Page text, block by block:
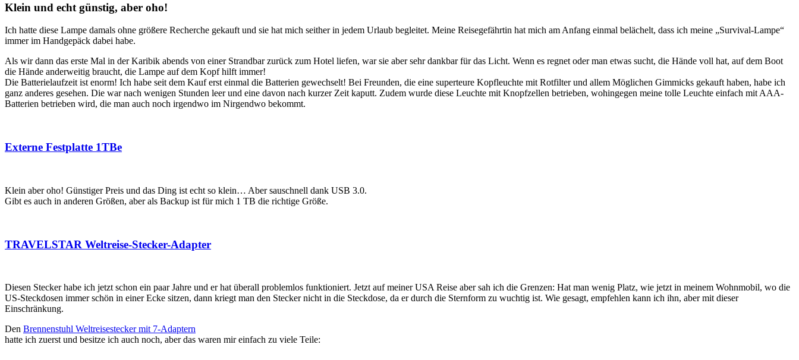
Klein und echt günstig, aber oho!
Ich hatte diese Lampe damals ohne größere Recherche gekauft und sie hat mich seither in jedem Urlaub begleitet. Meine Reisegefährtin hat mich am Anfang einmal belächelt, dass ich meine „Survival-Lampe“
immer im Handgepäck dabei habe.
Als wir dann das erste Mal in der Karibik abends von einer Strandbar zurück zum Hotel liefen, war sie aber sehr dankbar für das Licht. Wenn es regnet oder man etwas sucht, die Hände voll hat, auf dem Boot
die Hände anderweitig braucht, die Lampe auf dem Kopf hilft immer!
Die Batterielaufzeit ist enorm! Ich habe seit dem Kauf erst einmal die Batterien gewechselt! Bei Freunden, die eine superteure Kopfleuchte mit Rotfilter und allem Möglichen Gimmicks gekauft haben, habe ich
ganz anderes gesehen. Die war nach wenigen Stunden leer und eine davon nach kurzer Zeit kaputt. Zudem wurde diese Leuchte mit Knopfzellen betrieben, wohingegen meine tolle Leuchte einfach mit AAA-
Batterien betrieben wird, die man auch noch irgendwo im Nirgendwo bekommt.
Externe Festplatte 1TBe
Klein aber oho! Günstiger Preis und das Ding ist echt so klein… Aber sauschnell dank USB 3.0.
Gibt es auch in anderen Größen, aber als Backup ist für mich 1 TB die richtige Größe.
TRAVELSTAR Weltreise-Stecker-Adapter
Diesen Stecker habe ich jetzt schon ein paar Jahre und er hat überall problemlos funktioniert. Jetzt auf meiner USA Reise aber sah ich die Grenzen: Hat man wenig Platz, wie jetzt in meinem Wohnmobil, wo die
US-Steckdosen immer schön in einer Ecke sitzen, dann kriegt man den Stecker nicht in die Steckdose, da er durch die Sternform zu wuchtig ist. Wie gesagt, empfehlen kann ich ihn, aber mit dieser
Einschränkung.
Den Brennenstuhl Weltreisestecker mit 7-Adaptern
hatte ich zuerst und besitze ich auch noch, aber das waren mir einfach zu viele Teile: